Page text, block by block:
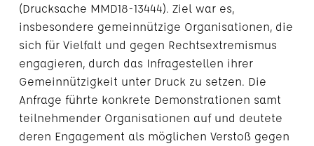
(Drucksache MMD18-13444). Ziel war es,
insbesondere gemeinnützige Organisationen, die
sich für Vielfalt und gegen Rechtsextremismus
engagieren, durch das Infragestellen ihrer
Gemeinnützigkeit unter Druck zu setzen. Die
Anfrage führte konkrete Demonstrationen samt
teilnehmender Organisationen auf und deutete
deren Engagement als möglichen Verstoß gegen